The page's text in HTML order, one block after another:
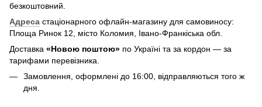
безкоштовний.
Адреса стаціонарного офлайн-магазину для самовиносу:
Площа Ринок 12, місто Коломия, Івано-Франкіська обл.
Доставка «Новою поштою» по Україні та за кордон — за
тарифами перевізника.
Замовлення, оформлені до 16:00, відправляються того ж
дня.